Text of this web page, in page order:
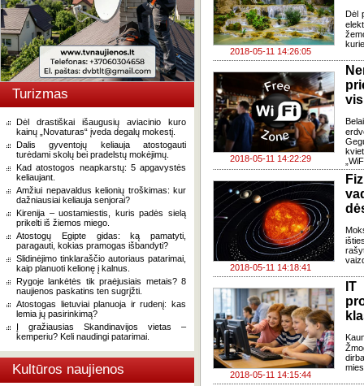
Turizmas
Dėl drastiškai išaugusių aviacinio kuro
kainų „Novaturas“ įveda degalų mokestį.
Dalis gyventojų keliauja atostogauti
turėdami skolų bei pradelstų mokėjimų.
Kad atostogos neapkarstų: 5 apgavystės
keliaujant.
Amžiui nepavaldus kelionių troškimas: kur
dažniausiai keliauja senjorai?
Kirenija – uostamiestis, kuris padės sielą
prikelti iš žiemos miego.
Atostogų Egipte gidas: ką pamatyti,
paragauti, kokias pramogas išbandyti?
Slidinėjimo tinklaraščio autoriaus patarimai,
kaip planuoti kelionę į kalnus.
Rygoje lankėtės tik praėjusiais metais? 8
naujienos paskatins ten sugrįžti.
Atostogas lietuviai planuoja ir rudenį: kas
lemia jų pasirinkimą?
Į gražiausias Skandinavijos vietas –
kemperiu? Keli naudingi patarimai.
Kultūros naujienos
2018-05-11 14:26:05
Dėl
2018-05-11 14:22:29
2018-05-11 14:18:41
2018-05-11 14:15:44